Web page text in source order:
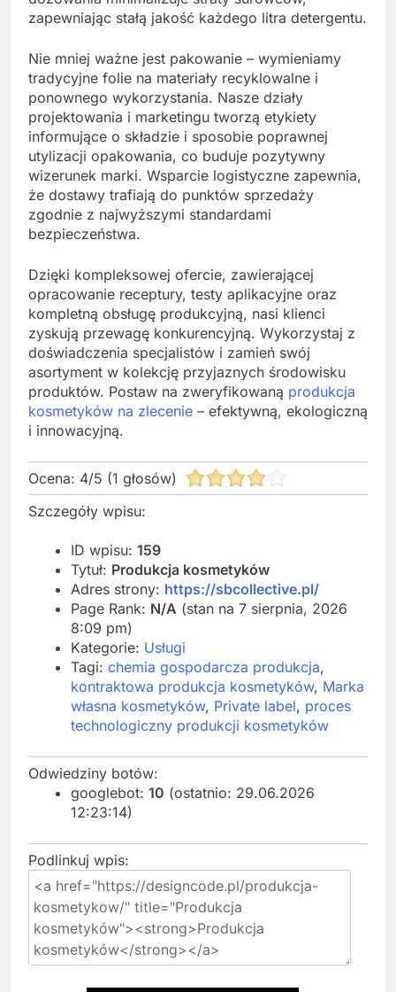
zapewniając stałą jakość każdego litra detergentu.
Nie mniej ważne jest pakowanie – wymieniamy
tradycyjne folie na materiały recyklowalne i
ponownego wykorzystania. Nasze działy
projektowania i marketingu tworzą etykiety
informujące o składzie i sposobie poprawnej
utylizacji opakowania, co buduje pozytywny
wizerunek marki. Wsparcie logistyczne zapewnia,
że dostawy trafiają do punktów sprzedaży
zgodnie z najwyższymi standardami
bezpieczeństwa.
Dzięki kompleksowej ofercie, zawierającej
opracowanie receptury, testy aplikacyjne oraz
kompletną obsługę produkcyjną, nasi klienci
zyskują przewagę konkurencyjną. Wykorzystaj z
doświadczenia specjalistów i zamień swój
asortyment w kolekcję przyjaznych środowisku
produktów. Postaw na zweryfikowaną produkcja
kosmetyków na zlecenie – efektywną, ekologiczną
i innowacyjną.
Ocena: 4/5 (1 głosów)
Szczegóły wpisu:
ID wpisu: 159
Tytuł: Produkcja kosmetyków
Adres strony: https://sbcollective.pl/
Page Rank: N/A (stan na 7 sierpnia, 2026
8:09 pm)
Kategorie: Usługi
Tagi: chemia gospodarcza produkcja,
kontraktowa produkcja kosmetyków, Marka
własna kosmetyków, Private label, proces
technologiczny produkcji kosmetyków
Odwiedziny botów:
googlebot: 10 (ostatnio: 29.06.2026
12:23:14)
Podlinkuj wpis: